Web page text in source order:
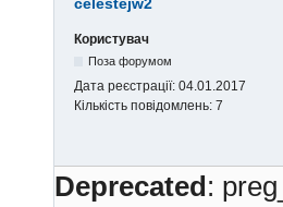
Користувач
Поза форумом
Дата реєстрації: 04.01.2017
Кількість повідомлень: 7
Deprecated: